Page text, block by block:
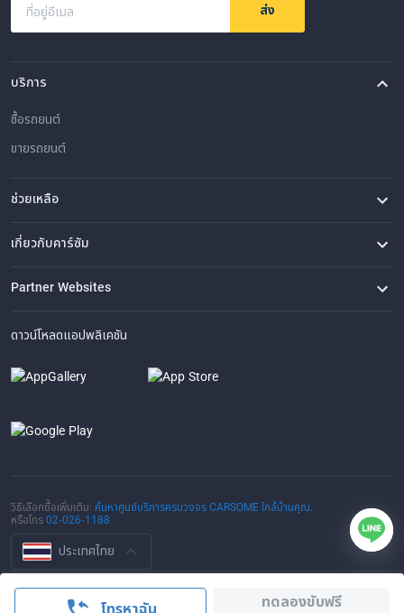
ทดลองขับฟรี
ที่อยู่อีเมล ส่ง
บริการ
ซื้อรถยนต์
ขายรถยนต์
ช่วยเหลือ
คำถามที่พบบ่อย
ติดต่อเรา
ที่ตั้งของเรา
เกี่ยวกับคาร์ซัม
เรื่องราวของเรา
ซื้อรถจาก CARSOME
บทความ
การแจ้งเบาะแส
ร่วมงานกับเรา
Partner Websites
AutoFun
One2Car
AutoSpinn
CarTimes
ดาวน์โหลดแอปพลิเคชัน
วิธีเลือกซื้อเพิ่มเติม: ค้นหาศูนย์บริการครบวงจร CARSOME ใกล้บ้านคุณ.
หรือโทร02-026-1188
ประเทศไทย
© 2016-2025 CARSOME (THAILAND) CO., LTD.(105559096112) สงวน